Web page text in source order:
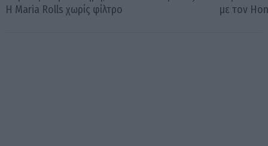
Η Maria Rolls χωρίς φίλτρο
με τον